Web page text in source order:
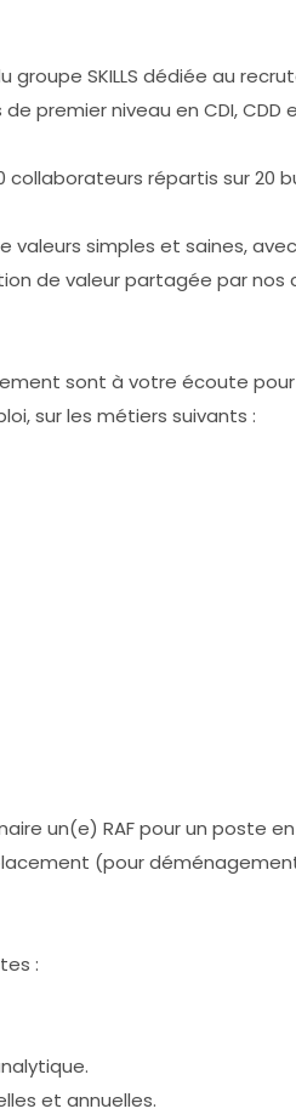
groupe SKILLS dédiée au
premier niveau en CDI, CDD
collaborateurs répartis sur 20
simples et saines,
de valeur partagée par nos
sont à votre écoute
sur les métiers suivants :
un(e) RAF pour un poste en
(pour
:
et annuelles.